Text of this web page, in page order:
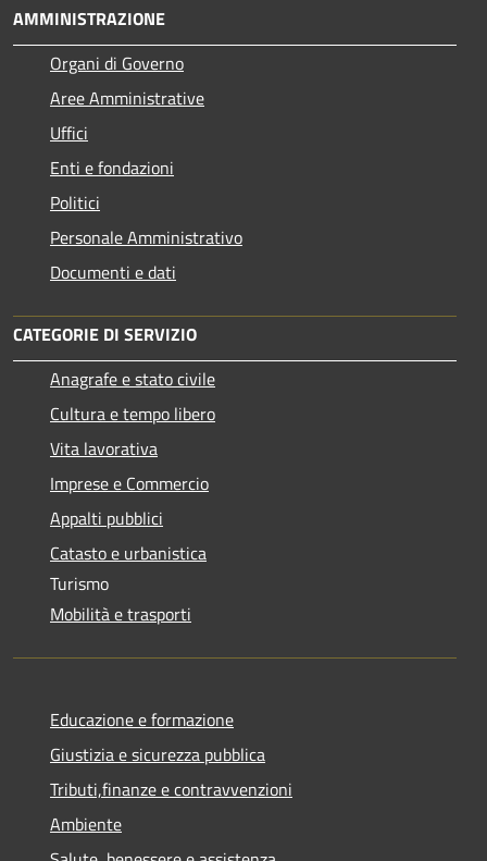
AMMINISTRAZIONE
Organi di Governo
Aree Amministrative
Uffici
Enti e fondazioni
Politici
Personale Amministrativo
Documenti e dati
CATEGORIE DI SERVIZIO
Anagrafe e stato civile
Cultura e tempo libero
Vita lavorativa
Imprese e Commercio
Appalti pubblici
Catasto e urbanistica
Turismo
Mobilità e trasporti
Educazione e formazione
Giustizia e sicurezza pubblica
Tributi,finanze e contravvenzioni
Ambiente